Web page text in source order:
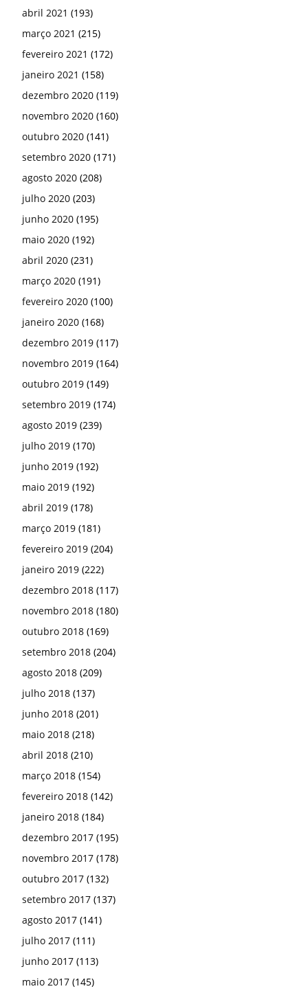
abril 2021 (193)
março 2021 (215)
fevereiro 2021 (172)
janeiro 2021 (158)
dezembro 2020 (119)
novembro 2020 (160)
outubro 2020 (141)
setembro 2020 (171)
agosto 2020 (208)
julho 2020 (203)
junho 2020 (195)
maio 2020 (192)
abril 2020 (231)
março 2020 (191)
fevereiro 2020 (100)
janeiro 2020 (168)
dezembro 2019 (117)
novembro 2019 (164)
outubro 2019 (149)
setembro 2019 (174)
agosto 2019 (239)
julho 2019 (170)
junho 2019 (192)
maio 2019 (192)
abril 2019 (178)
março 2019 (181)
fevereiro 2019 (204)
janeiro 2019 (222)
dezembro 2018 (117)
novembro 2018 (180)
outubro 2018 (169)
setembro 2018 (204)
agosto 2018 (209)
julho 2018 (137)
junho 2018 (201)
maio 2018 (218)
abril 2018 (210)
março 2018 (154)
fevereiro 2018 (142)
janeiro 2018 (184)
dezembro 2017 (195)
novembro 2017 (178)
outubro 2017 (132)
setembro 2017 (137)
agosto 2017 (141)
julho 2017 (111)
junho 2017 (113)
maio 2017 (145)